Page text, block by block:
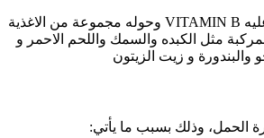
الحمل، وذلك بسبب ما يأتي: